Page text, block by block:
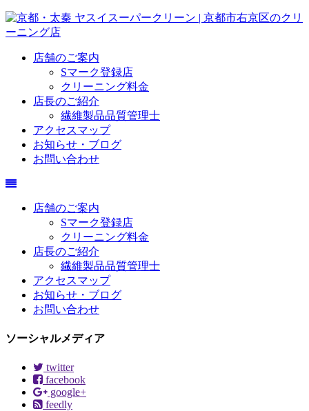
店舗のご案内
Sマーク登録店
クリーニング料金
店長のご紹介
繊維製品品質管理士
アクセスマップ
お知らせ・ブログ
お問い合わせ
店舗のご案内
Sマーク登録店
クリーニング料金
店長のご紹介
繊維製品品質管理士
アクセスマップ
お知らせ・ブログ
お問い合わせ
ソーシャルメディア
twitter
facebook
google+
feedly